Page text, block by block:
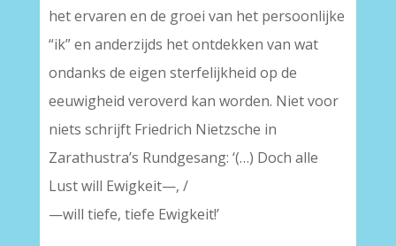
het ervaren en de groei van het persoonlijke
“ik” en anderzijds het ontdekken van wat
ondanks de eigen sterfelijkheid op de
eeuwigheid veroverd kan worden. Niet voor
niets schrijft Friedrich Nietzsche in
Zarathustra’s Rundgesang: ‘(…) Doch alle
Lust will Ewigkeit—, /
—will tiefe, tiefe Ewigkeit!’